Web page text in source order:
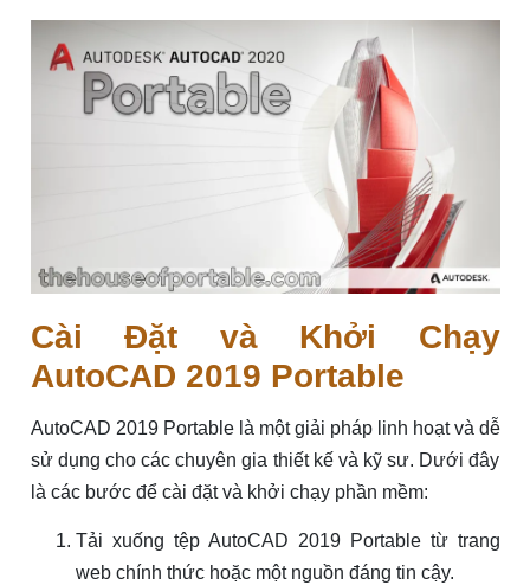
Cài Đặt và Khởi Chạy
AutoCAD 2019 Portable
AutoCAD 2019 Portable là một giải pháp linh hoạt và dễ
sử dụng cho các chuyên gia thiết kế và kỹ sư. Dưới đây
là các bước để cài đặt và khởi chạy phần mềm:
Tải xuống tệp AutoCAD 2019 Portable từ trang
web chính thức hoặc một nguồn đáng tin cậy.